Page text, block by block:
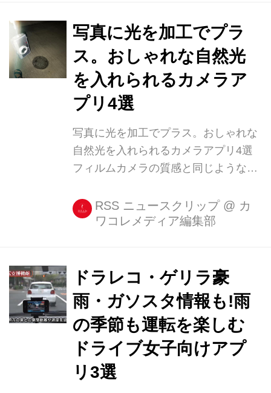
写真に光を加工でプラ
ス。おしゃれな自然光
を入れられるカメラア
プリ4選
写真に光を加工でプラス。おしゃれな
自然光を入れられるカメラアプリ4選
フィルムカメラの質感と同じような感
最近よく使われていますね! ではどん
なアプリでその加工ができるのか? 調
す [...]
RSS ニュースクリップ @ カ
ワコレメディア編集部
ドラレコ・ゲリラ豪
雨・ガソスタ情報も!雨
の季節も運転を楽しむ
ドライブ女子向けアプ
リ3選